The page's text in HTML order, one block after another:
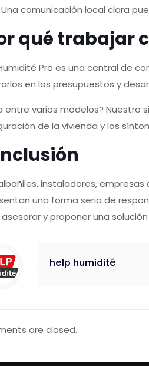
Una comunicación local clara
qué trabajar
Pro es una central de
en los presupuestos y
entre varios modelos? Nuestro
de la vivienda y los
instaladores,
una forma seria de
asesorar y proponer una
help humidité
are closed.